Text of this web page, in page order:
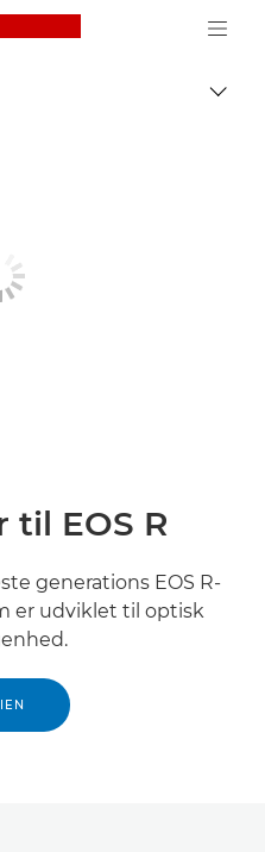
Canon Logo, back
Skift
til EOS R
generations EOS R-
er udviklet til optisk